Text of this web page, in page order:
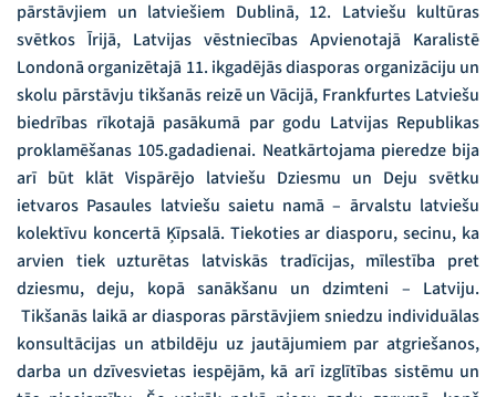
pārstāvjiem un latviešiem Dublinā, 12. Latviešu kultūras
svētkos Īrijā, Latvijas vēstniecības Apvienotajā Karalistē
Londonā organizētajā 11. ikgadējās diasporas organizāciju un
skolu pārstāvju tikšanās reizē un Vācijā, Frankfurtes Latviešu
biedrības rīkotajā pasākumā par godu Latvijas Republikas
proklamēšanas 105.gadadienai. Neatkārtojama pieredze bija
arī būt klāt Vispārējo latviešu Dziesmu un Deju svētku
ietvaros Pasaules latviešu saietu namā – ārvalstu latviešu
kolektīvu koncertā Ķīpsalā. Tiekoties ar diasporu, secinu, ka
arvien tiek uzturētas latviskās tradīcijas, mīlestība pret
dziesmu, deju, kopā sanākšanu un dzimteni – Latviju.
Tikšanās laikā ar diasporas pārstāvjiem sniedzu individuālas
konsultācijas un atbildēju uz jautājumiem par atgriešanos,
darba un dzīvesvietas iespējām, kā arī izglītības sistēmu un